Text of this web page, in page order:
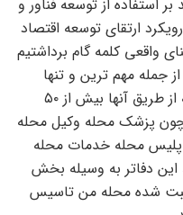
استفاده از توسعه فناور و
ارتقای توسعه اقتصاد
واقعی کلمه گام برداشتیم
جمله مهم ترین و تنها
دفاتر خدمات دهی محلی هستند که از طریق آنها بیش از ۵۰
پزشک محله وکیل محله
محله خدمات محله
دفاتر به وسیله بخش
شده محله من تاسیس